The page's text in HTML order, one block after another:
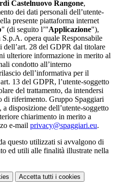
Castelnuovo Rangone,
dei dati personali dell’utente-
presente piattaforma internet
" (di seguito l’"Applicazione"),
opera quale Responsabile
dell’art. 28 del GDPR dal titolare
ulteriore informazione in merito al
condotto all’interno
dell’informativa per il
13 del GDPR, l’utente-soggetto
del trattamento, da intendersi
di riferimento. Gruppo Spaggiari
disposizione dell’utente-soggetto
chiarimento in merito a
e-mail privacy@spaggiari.eu.
questo utilizzati si avvalgono di
ed utili alle finalità illustrate nella
Accetta tutti i cookies